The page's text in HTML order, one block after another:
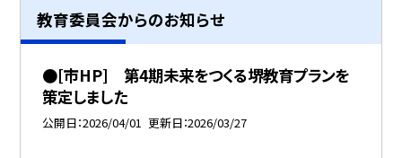
教育委員会からのお知らせ
●[市HP] 第4期未来をつくる堺教育プランを
策定しました
公開日 2026/04/01 更新日 2026/03/27